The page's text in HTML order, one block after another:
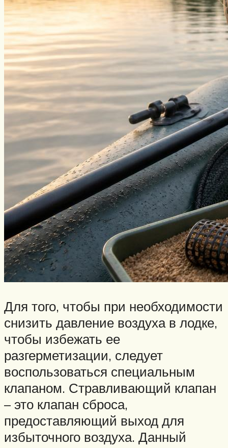
Для того, чтобы при необходимости
снизить давление воздуха в лодке,
чтобы избежать ее
разгерметизации, следует
воспользоваться специальным
клапаном. Стравливающий клапан
– это клапан сброса,
предоставляющий выход для
избыточного воздуха. Данный